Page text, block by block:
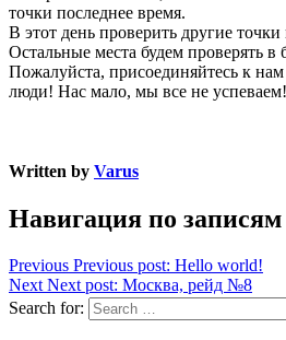
точки последнее время.
В этот день проверить другие
Остальные места будем проверять
Пожалуйста, присоединяйтесь к
люди! Нас мало, мы все не успеваем!
Written by Varus
Навигация по записям
Previous Previous post: Hello world!
Next Next post: Москва, рейд №8
Search for: